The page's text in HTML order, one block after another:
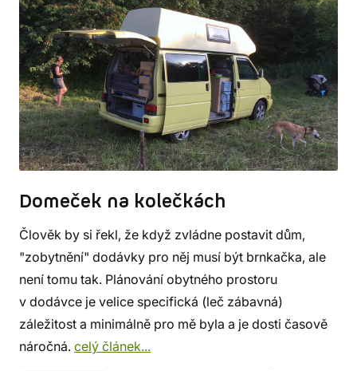
Domeček na kolečkách
Člověk by si řekl, že když zvládne postavit dům,
"zobytnění" dodávky pro něj musí být brnkačka, ale
není tomu tak. Plánování obytného prostoru
v dodávce je velice specifická (leč zábavná)
záležitost a minimálně pro mě byla a je dosti časově
náročná. celý článek...